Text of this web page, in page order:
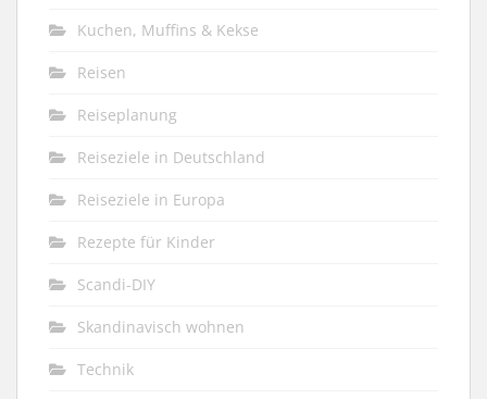
Kuchen, Muffins & Kekse
Reisen
Reiseplanung
Reiseziele in Deutschland
Reiseziele in Europa
Rezepte für Kinder
Scandi-DIY
Skandinavisch wohnen
Technik